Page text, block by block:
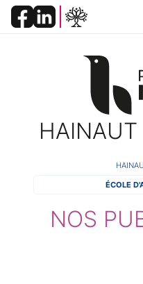
Panneau de gestion des
HAINAUT
ÉCOLE
NOS